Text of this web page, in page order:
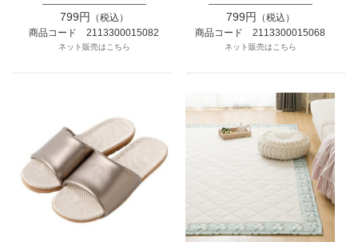
799円
（税込）
商品コード 2113300015082
ネット販売はこちら
799円
（税込）
商品コード 2113300015068
ネット販売はこちら